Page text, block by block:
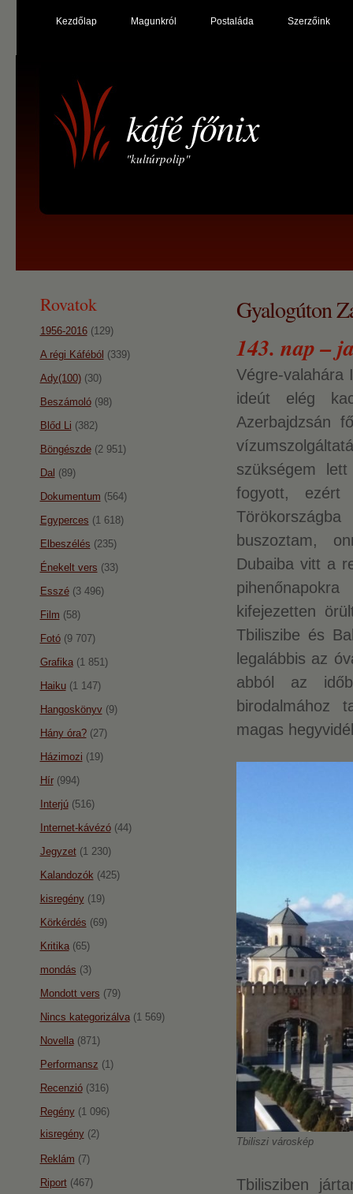
Kezdőlap Magunkról Postaláda Szerzőink
káfé főnix
"kultúrpolip"
Gyalogúton
143. nap –
Végre-valahára
ideút elég
Azerbajdzsán
szükségem
fogyott, ezért
buszoztam,
Dubaiba vitt a
kifejezetten
Tbiliszibe és
legalábbis az
abból az
birodalmához
magas
Tbiliszi városkép
Tbilisziben
Rovatok
1956-2016(129)
A régi Káféból (339)
Ady(100)(30)
Beszámoló(98)
Blőd Li (382)
Böngészde(2 951)
Dal (89)
Dokumentum (564)
Egyperces (1 618)
Elbeszélés (235)
Énekelt vers (33)
Esszé(3 496)
Film (58)
Fotó(9 707)
Grafika(1 851)
Haiku(1 147)
Hangoskönyv(9)
Hány óra?(27)
Házimozi (19)
Hír(994)
Interjú(516)
Internet-kávézó(44)
Jegyzet(1 230)
Kalandozók (425)
kisregény(19)
Körkérdés (69)
Kritika(65)
mondás (3)
Mondott vers (79)
Nincs kategorizálva(1 569)
Novella(871)
Performansz (1)
Recenzió(316)
Regény(1 096)
kisregény(2)
Reklám (7)
Riport(467)